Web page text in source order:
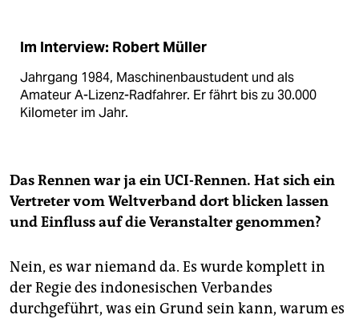
Im Interview: Robert Müller
Jahrgang 1984, Maschinenbaustudent und als
Amateur A-Lizenz-Radfahrer. Er fährt bis zu 30.000
Kilometer im Jahr.
Das Rennen war ja ein UCI-Rennen. Hat sich ein
Vertreter vom Weltverband dort blicken lassen
und Einfluss auf die Veranstalter genommen?
Nein, es war niemand da. Es wurde komplett in
der Regie des indonesischen Verbandes
durchgeführt, was ein Grund sein kann, warum es